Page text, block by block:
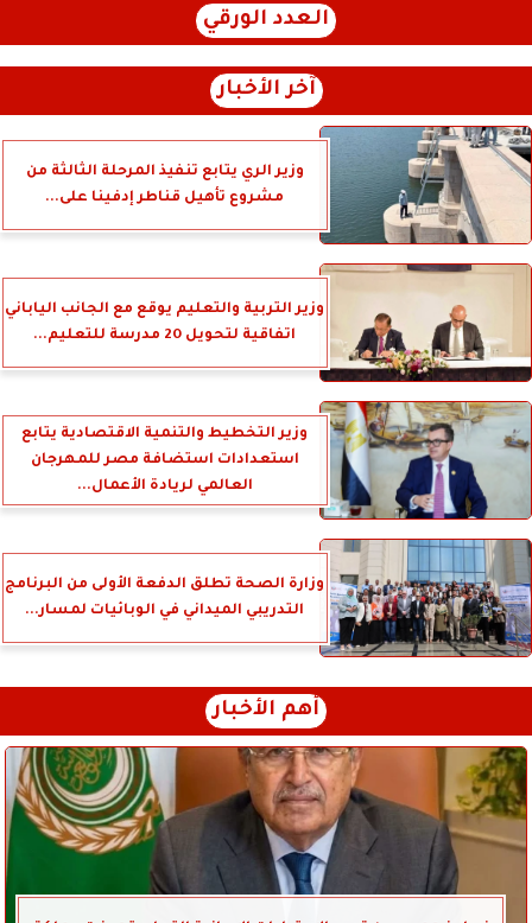
العدد الورقي
آخر الأخبار
وزير الري يتابع تنفيذ المرحلة الثالثة من
مشروع تأهيل قناطر إدفينا على...
وزير التربية والتعليم يوقع مع الجانب الياباني
اتفاقية لتحويل 20 مدرسة للتعليم...
وزير التخطيط والتنمية الاقتصادية يتابع
استعدادات استضافة مصر للمهرجان
العالمي لريادة الأعمال...
وزارة الصحة تطلق الدفعة الأولى من البرنامج
التدريبي الميداني في الوبائيات لمسار...
أهم الأخبار